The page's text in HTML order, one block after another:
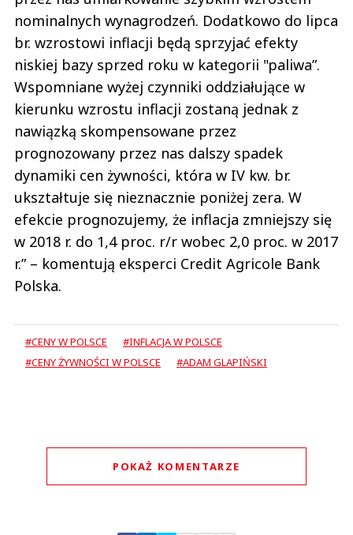
nominalnych wynagrodzeń. Dodatkowo do lipca
br. wzrostowi inflacji będą sprzyjać efekty
niskiej bazy sprzed roku w kategorii "paliwa”.
Wspomniane wyżej czynniki oddziałujące w
kierunku wzrostu inflacji zostaną jednak z
nawiązką skompensowane przez
prognozowany przez nas dalszy spadek
dynamiki cen żywności, która w IV kw. br.
ukształtuje się nieznacznie poniżej zera. W
efekcie prognozujemy, że inflacja zmniejszy się
w 2018 r. do 1,4 proc. r/r wobec 2,0 proc. w 2017
r.” – komentują eksperci Credit Agricole Bank
Polska.
#CENY W POLSCE
#INFLACJA W POLSCE
#CENY ŻYWNOŚCI W POLSCE
#ADAM GLAPIŃSKI
POKAŻ KOMENTARZE